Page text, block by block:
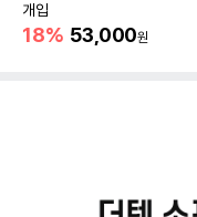
개입
18% 53,000원